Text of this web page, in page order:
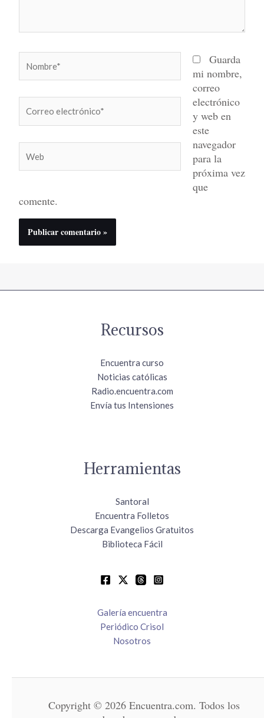
electrónico*
Guarda
mi nombre,
correo
electrónico
y web en
este
navegador
para la
próxima vez
que
comente.
Recursos
Encuentra curso
Noticias católicas
Radio.encuentra.com
Envía tus Intensiones
Herramientas
Santoral
Encuentra Folletos
Descarga Evangelios Gratuitos
Biblioteca Fácil
Galería encuentra
Periódico Crisol
Nosotros
Copyright © 2026 Encuentra.com. Todos los